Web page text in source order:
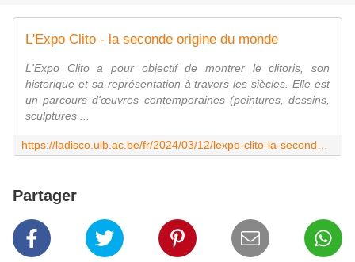
L'Expo Clito - la seconde origine du monde
L'Expo Clito a pour objectif de montrer le clitoris, son
historique et sa représentation à travers les siècles. Elle est
un parcours d'œuvres contemporaines (peintures, dessins,
sculptures ...
Partager